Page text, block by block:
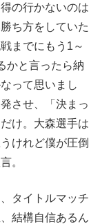
の行かないのは
ち方をしていた
までにもう1～
かと言ったら納
って思いまし
させ、「決まっ
け。大森選手は
けれど僕が圧倒
。
タイトルマッチ
結構自信あるん